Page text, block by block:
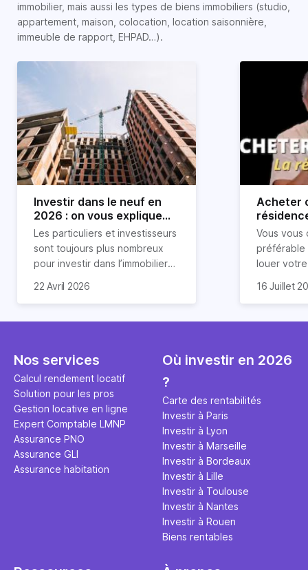
immobilier, mais aussi les types de biens immobiliers (studio,
appartement, maison, colocation, location saisonnière,
immeuble de rapport, EHPAD…).
Investir dans le neuf en
2026 : on vous explique
tout !
Les particuliers et investisseurs
sont toujours plus nombreux
pour investir dans l’immobilier
nombreux avantages à choisir
expliquons tout dans cet
22 Avril 2026
Acheter
règle
révélée
Vous vous
préférable
louer
expert en
règle
ce secret
l'argent
principale
études et
16 Juillet
Nos services
Calcul rendement locatif
Solution pour les pros
Gestion locative en ligne
Expert Comptable LMNP
Assurance PNO
Assurance GLI
Assurance habitation
Où investir en 2026
?
Carte des rentabilités
Investir à Paris
Investir à Lyon
Investir à Marseille
Investir à Bordeaux
Investir à Lille
Investir à Toulouse
Investir à Nantes
Investir à Rouen
Biens rentables